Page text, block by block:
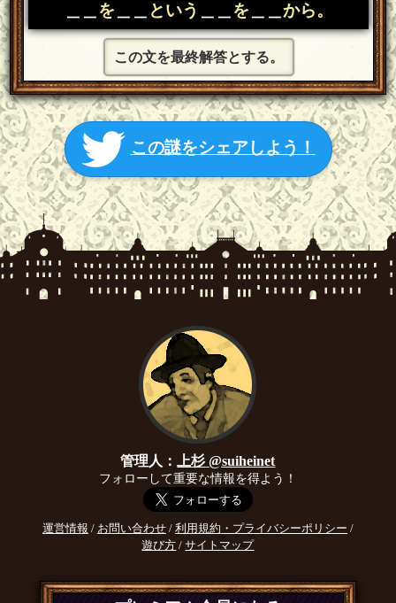
を という を から。
この文を最終解答とする。
この謎をシェアしよう！
管理人：上杉 @suiheinet
フォローして重要な情報を得よう！
運営情報 / お問い合わせ/ 利用規約・プライバシーポリシー /
遊び方 /サイトマップ